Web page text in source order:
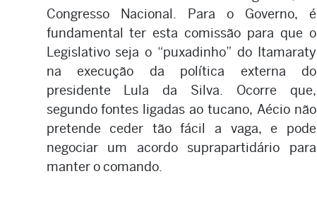
Congresso Nacional. Para o Governo, é
fundamental ter esta comissão para que o
Legislativo seja o “puxadinho” do Itamaraty
na execução da política externa do
presidente Lula da Silva. Ocorre que,
segundo fontes ligadas ao tucano, Aécio não
pretende ceder tão fácil a vaga, e pode
negociar um acordo suprapartidário para
manter o comando.